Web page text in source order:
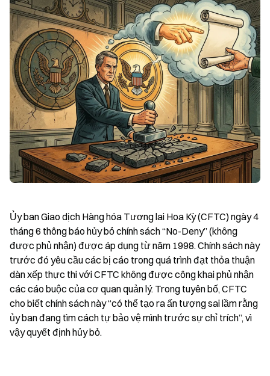
Ủy ban Giao dịch Hàng hóa Tương lai Hoa Kỳ (CFTC) ngày 4
tháng 6 thông báo hủy bỏ chính sách “No-Deny” (không
được phủ nhận) được áp dụng từ năm 1998. Chính sách này
trước đó yêu cầu các bị cáo trong quá trình đạt thỏa thuận
dàn xếp thực thi với CFTC không được công khai phủ nhận
các cáo buộc của cơ quan quản lý. Trong tuyên bố, CFTC
cho biết chính sách này “có thể tạo ra ấn tượng sai lầm rằng
ủy ban đang tìm cách tự bảo vệ mình trước sự chỉ trích”, vì
vậy quyết định hủy bỏ.